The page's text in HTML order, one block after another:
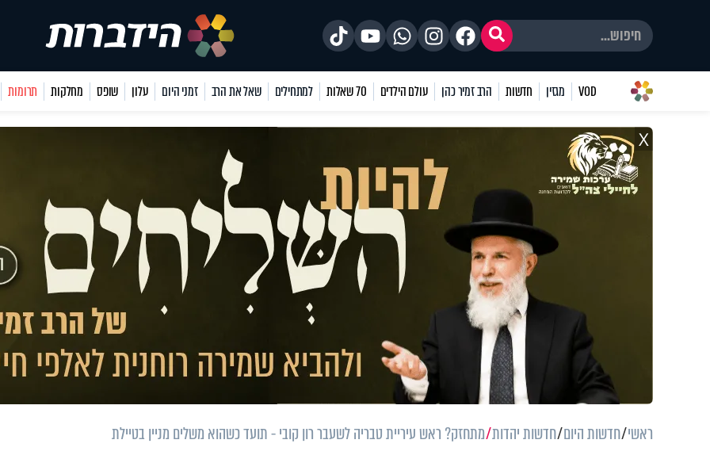
VOD מגזין חדשות הרב זמיר כהן עולם הילדים 70 שאלות למתחילים שאל את הרב זמני היום עלון שופס מחלקות תרומות
X
ראשי חדשות היום חדשות יהדות מתחזק? ראש עיריית טבריה לשעבר רון קובי - תועד כשהוא משלים מניין בטיילת